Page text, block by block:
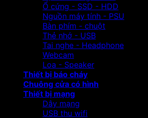
Ổ cứng - SSD - HDD
Nguồn máy tính - PSU
Bàn phím - chuột
Thẻ nhớ - USB
Tai nghe - Headphone
Webcam
Loa - Speaker
Thiết bị báo cháy
Chuông cửa có hình
Thiết bị mạng
Dây mạng
USB thu wifi